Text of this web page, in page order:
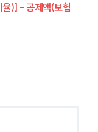
)] - 공제액(보험